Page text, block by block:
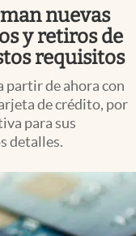
nuevas
y retiros de
requisitos
partir de ahora con
de crédito, por
para sus
detalles.